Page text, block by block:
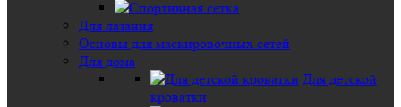
Для лазания
Основы для маскировочных сетей
Для дома
Для детской
кроватки